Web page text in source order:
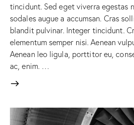
tincidunt. Sed eget viverra egestas
sodales augue a accumsan. Cras
blandit pulvinar. Integer tincidunt.
elementum semper nisi. Aenean
Aenean leo ligula, porttitor eu,
ac, enim. …